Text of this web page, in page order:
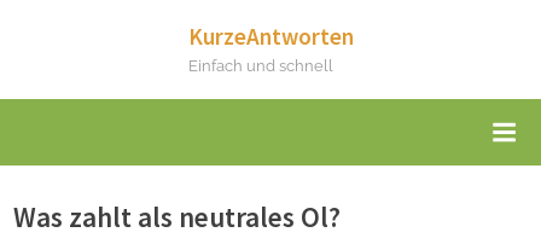
KurzeAntworten
Einfach und schnell
Was zahlt als neutrales Ol?